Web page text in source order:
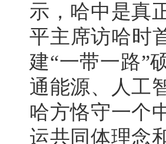
示，哈中是真
平主席访哈时
建“一带一路”
通能源、人工
哈方恪守一个
运共同体理念